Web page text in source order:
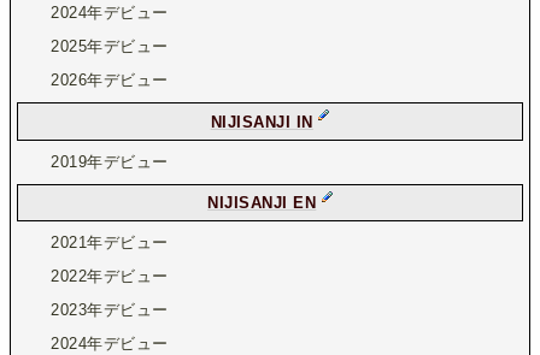
2024年デビュー
2025年デビュー
2026年デビュー
NIJISANJI IN
2019年デビュー
NIJISANJI EN
2021年デビュー
2022年デビュー
2023年デビュー
2024年デビュー